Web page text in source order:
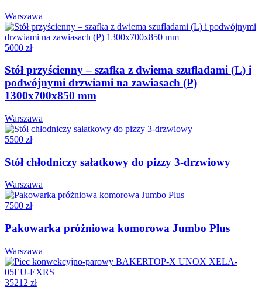
Warszawa
5000 zł
Stół przyścienny – szafka z dwiema szufladami (L) i
podwójnymi drzwiami na zawiasach (P)
1300x700x850 mm
Warszawa
5500 zł
Stół chłodniczy sałatkowy do pizzy 3-drzwiowy
Warszawa
7500 zł
Pakowarka próżniowa komorowa Jumbo Plus
Warszawa
35212 zł